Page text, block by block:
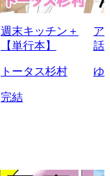
週末キッチン＋
【単行本】
トータス杉村
完結
ア
話
ゆ